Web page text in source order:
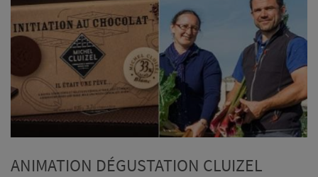
ANIMATION DÉGUSTATION CLUIZEL